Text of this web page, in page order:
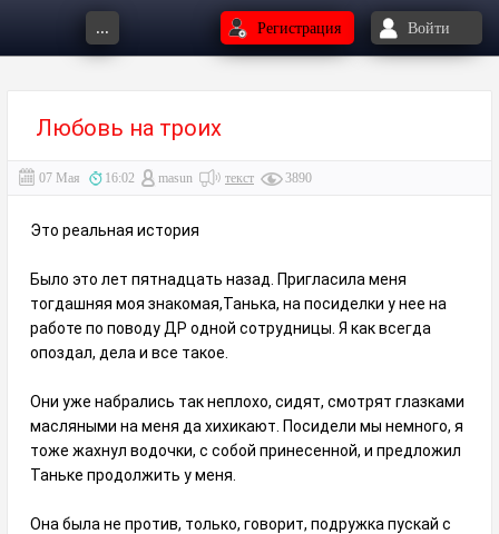
... Регистрация Войти
Любовь на троих
07 Мая 16:02 masun текст 3890
Это реальная история
Было это лет пятнадцать назад. Пригласила меня
тогдашняя моя знакомая,Танька, на посиделки у нее на
работе по поводу ДР одной сотрудницы. Я как всегда
опоздал, дела и все такое.
Они уже набрались так неплохо, сидят, смотрят глазками
масляными на меня да хихикают. Посидели мы немного, я
тоже жахнул водочки, с собой принесенной, и предложил
Таньке продолжить у меня.
Она была не против, только, говорит, подружка пускай с